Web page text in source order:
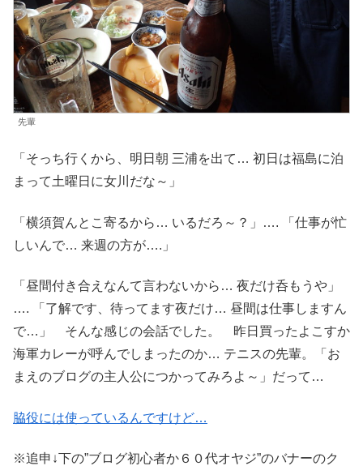
先輩
「そっち行くから、明日朝 三浦を出て… 初日は福島に泊
まって土曜日に女川だな～」
「横須賀んとこ寄るから… いるだろ～？」…. 「仕事が忙
しいんで… 来週の方が….」
「昼間付き合えなんて言わないから… 夜だけ呑もうや」
…. 「了解です、待ってます夜だけ… 昼間は仕事しますん
で…」 そんな感じの会話でした。 昨日買ったよこすか
海軍カレーが呼んでしまったのか… テニスの先輩。「お
まえのブログの主人公につかってみろよ～」だって…
脇役には使っているんですけど…
※追申↓下の”ブログ初心者か６０代オヤジ”のバナーのク